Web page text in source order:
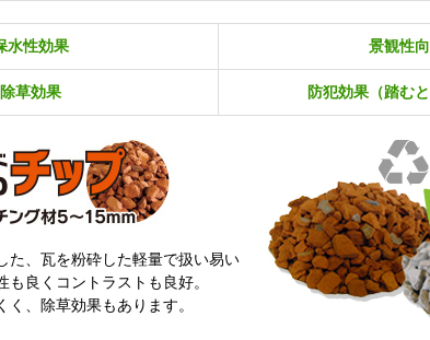
水性効果 景観性
除草効果 防犯効果（踏むと
た、瓦を粉砕した軽量で扱い易い
良くコントラストも良好。
、除草効果もあります。